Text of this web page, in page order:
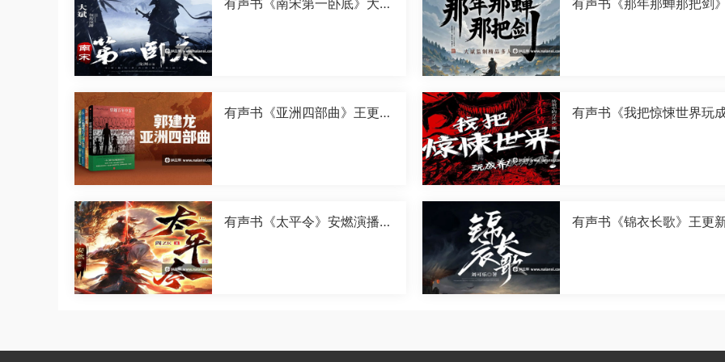
有声书《南宋第一卧底》大斌
有声书《那年那蝉那把剑
有声书《亚洲四部曲》王更新
有声书《我把惊悚世界玩
有声书《太平令》安燃演播
有声书《锦衣长歌》王更